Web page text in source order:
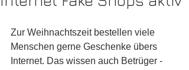
Zur Weihnachtszeit bestellen viele
Menschen gerne Geschenke übers
Internet. Das wissen auch Betrüger -